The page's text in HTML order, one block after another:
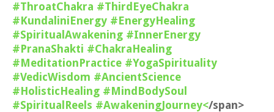
#ThroatChakra #ThirdEyeChakra
#KundaliniEnergy #EnergyHealing
#SpiritualAwakening #InnerEnergy
#PranaShakti #ChakraHealing
#MeditationPractice #YogaSpirituality
#VedicWisdom #AncientScience
#HolisticHealing #MindBodySoul
#SpiritualReels #AwakeningJourney</span>